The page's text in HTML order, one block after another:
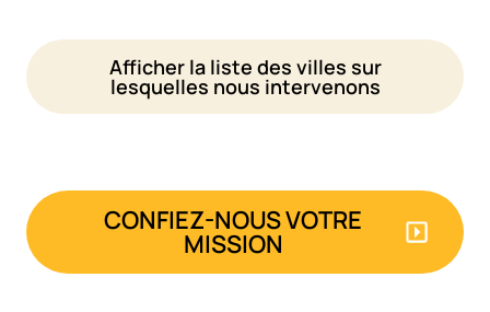
Afficher la liste des villes sur
lesquelles nous intervenons
CONFIEZ-NOUS VOTRE
MISSION